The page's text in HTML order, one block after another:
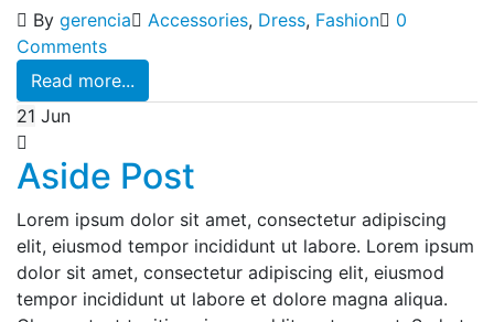
By gerencia Accessories, Dress, Fashion
0
Comments
Read more...
21 Jun
Aside Post
Lorem ipsum dolor sit amet, consectetur adipiscing
elit, eiusmod tempor incididunt ut labore. Lorem ipsum
dolor sit amet, consectetur adipiscing elit, eiusmod
tempor incididunt ut labore et dolore magna aliqua.